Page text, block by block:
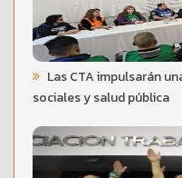
Las CTA impulsarán
sociales y salud pública